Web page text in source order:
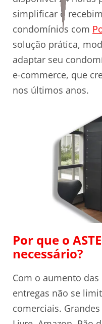
simplificar o
condomínios com
solução prática,
adaptar seu
e-commerce, que
nos últimos anos.
Por que o
necessário?
Com o aumento
entregas não se
comerciais.